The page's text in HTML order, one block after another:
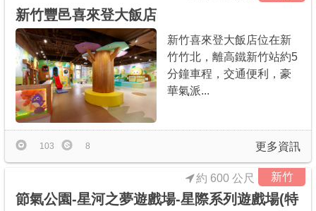
新竹豐邑喜來登大飯店
新竹喜來登大飯店位在新
竹竹北，離高鐵新竹站約5
分鐘車程，交通便利，豪
華氣派...
更多資訊
103 8
新竹
節氣公園-星河之夢遊戲場-星際系列遊戲場(特
約 600 公尺